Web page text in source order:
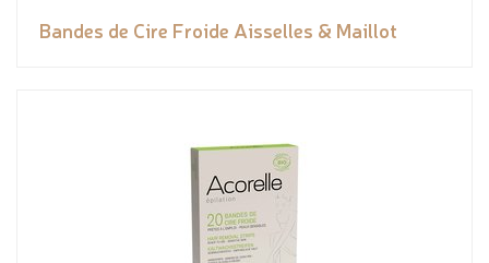
Bandes de Cire Froide Aisselles & Maillot